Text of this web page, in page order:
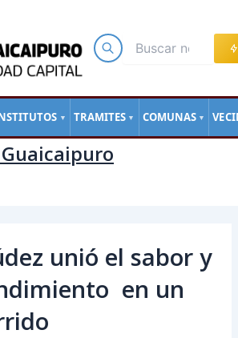
▼ TRAMITES ▼ COMUNAS ▼
unió el sabor y
en un